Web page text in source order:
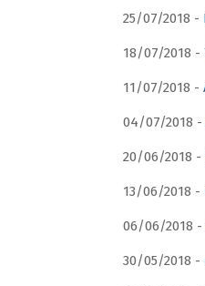
25/07/2018 -
18/07/2018 -
11/07/2018 -
04/07/2018 -
20/06/2018 -
13/06/2018 -
06/06/2018 -
30/05/2018 -